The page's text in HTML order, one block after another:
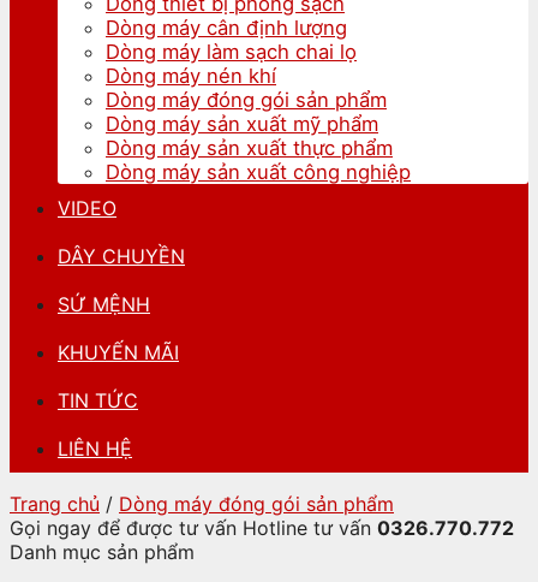
Dòng máy cân định lượng
Dòng máy làm sạch chai lọ
Dòng máy nén khí
Dòng máy đóng gói sản phẩm
Dòng máy sản xuất mỹ phẩm
Dòng máy sản xuất thực phẩm
Dòng máy sản xuất công nghiệp
VIDEO
DÂY CHUYỀN
SỨ MỆNH
KHUYẾN MÃI
TIN TỨC
LIÊN HỆ
Trang chủ / Dòng máy đóng gói sản phẩm
Gọi ngay để được tư vấn Hotline tư vấn 0326.770.772
Danh mục sản phẩm